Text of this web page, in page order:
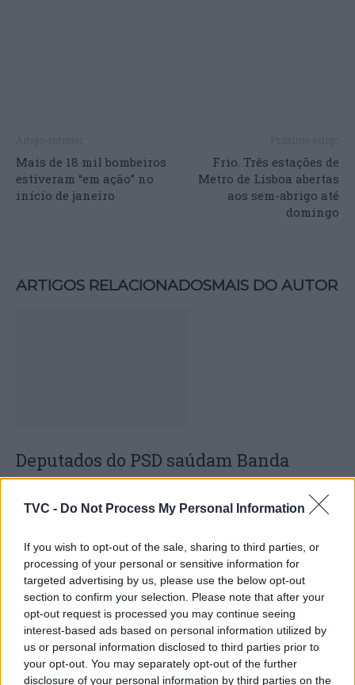
TVC - Do Not Process My Personal Information
If you wish to opt-out of the sale, sharing to third parties, or
processing of your personal or sensitive information for
targeted advertising by us, please use the below opt-out
section to confirm your selection. Please note that after your
opt-out request is processed you may continue seeing
interest-based ads based on personal information utilized by
us or personal information disclosed to third parties prior to
your opt-out. You may separately opt-out of the further
disclosure of your personal information by third parties on the
Mais de 18 mil bombeiros
estiveram “em ação” no
início de janeiro
Frio. Três estações de
Metro de Lisboa abertas
aos sem-abrigo até
domingo
ARTIGOS RELACIONADOSMAIS DO AUTOR
Deputados do PSD saúdam Banda
Sinfónica da ARMAB pelo 1º lugar no
certame internacional de Valência